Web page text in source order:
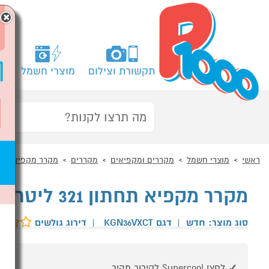
תקשורת וצילום מוצרי חשמל
ראשי מוצרי חשמל מקררים ומקפיאים מקררים מקרר מקפיא
מקרר מקפיא תחתון 321 ליטר דגם BOSCH KGN36VXCT בוש
סוג מוצר: חדש | דגם KGN36VXCT | דירוג גולשים
×